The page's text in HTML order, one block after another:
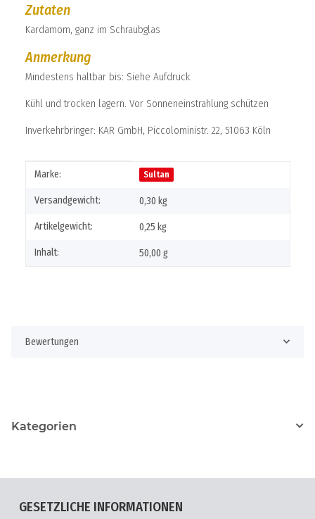
Zutaten
Kardamom, ganz im Schraubglas
Anmerkung
Mindestens haltbar bis: Siehe Aufdruck
Kühl und trocken lagern. Vor Sonneneinstrahlung schützen
Inverkehrbringer: KAR GmbH, Piccoloministr. 22, 51063 Köln
Produkteigenschaft
Wert
Marke: Sultan
Versandgewicht: 0,30 kg
Artikelgewicht: 0,25 kg
Inhalt: 50,00 g
Bewertungen
Kategorien
GESETZLICHE INFORMATIONEN